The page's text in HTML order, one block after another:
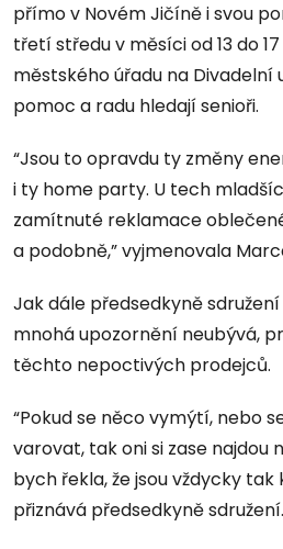
přímo v Novém Jičíně i svou
třetí středu v měsíci od 13 do
městského úřadu na Divadelní
pomoc a radu hledají senioři.
“Jsou to opravdu ty změny
i ty home party. U tech
zamítnuté reklamace
a podobně,” vyjmenovala
Jak dále předsedkyně
mnohá upozornění neubývá,
těchto nepoctivých prodejců.
“Pokud se něco vymýtí, nebo
varovat, tak oni si zase najdou
bych řekla, že jsou vždycky tak
přiznává předsedkyně sdružení.